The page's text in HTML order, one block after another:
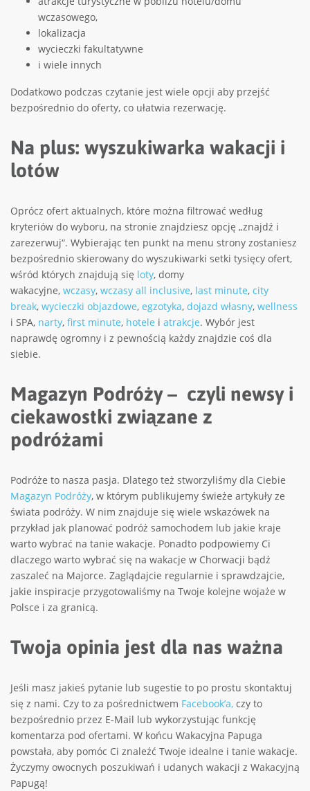
wczasowego,
lokalizacja
wycieczki fakultatywne
i wiele innych
Dodatkowo podczas czytanie jest wiele opcji aby przejść
bezpośrednio do oferty, co ułatwia rezerwację.
Na plus: wyszukiwarka wakacji i
lotów
Oprócz ofert aktualnych, które można filtrować według
kryteriów do wyboru, na stronie znajdziesz opcję „znajdź i
zarezerwuj“. Wybierając ten punkt na menu strony zostaniesz
bezpośrednio skierowany do wyszukiwarki setki tysięcy ofert,
wśród których znajdują się loty, domy
wakacyjne, wczasy, wczasy all inclusive, last minute, city
break, wycieczki objazdowe, egzotyka, dojazd własny, wellness
i SPA, narty, first minute, hotele i atrakcje. Wybór jest
naprawdę ogromny i z pewnością każdy znajdzie coś dla
siebie.
Magazyn Podróży – czyli newsy i
ciekawostki związane z
podróżami
Podróże to nasza pasja. Dlatego też stworzyliśmy dla Ciebie
Magazyn Podróży, w którym publikujemy świeże artykuły ze
świata podróży. W nim znajduje się wiele wskazówek na
przykład jak planować podróż samochodem lub jakie kraje
warto wybrać na tanie wakacje. Ponadto podpowiemy Ci
dlaczego warto wybrać się na wakacje w Chorwacji bądź
zaszaleć na Majorce. Zaglądajcie regularnie i sprawdzajcie,
jakie inspiracje przygotowaliśmy na Twoje kolejne wojaże w
Polsce i za granicą.
Twoja opinia jest dla nas ważna
Jeśli masz jakieś pytanie lub sugestie to po prostu skontaktuj
się z nami. Czy to za pośrednictwem Facebook’a, czy to
bezpośrednio przez E-Mail lub wykorzystując funkcję
komentarza pod ofertami. W końcu Wakacyjna Papuga
powstała, aby pomóc Ci znaleźć Twoje idealne i tanie wakacje.
Życzymy owocnych poszukiwań i udanych wakacji z Wakacyjną
Papugą!